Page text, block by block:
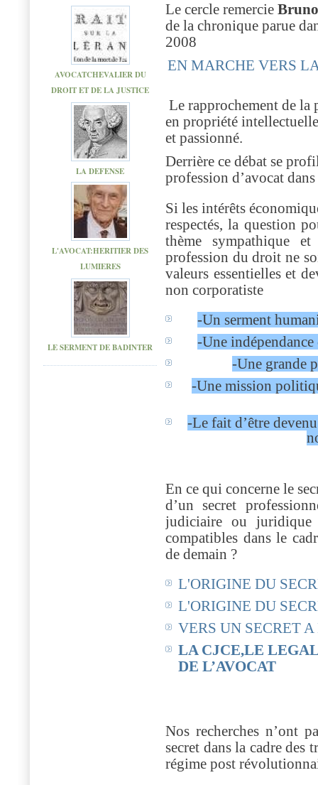
AVOCATCHEVALIER DU
DROIT ET DE LA JUSTICE
LA DEFENSE
L'AVOCAT:HERITIER DES
LUMIERES
LE SERMENT DE BADINTER
Le cercle remercie
de la chronique parue
2008
EN MARCHE VERS
Le rapprochement de la
en propriété
et passionné.
Derrière ce débat se
profession d’avocat
Si les intérêts
respectés, la question
thème sympathique
profession du droit ne
valeurs essentielles et
non corporatiste
-Un serment
-Une indépendance
-Une grande
-Une mission
-Le fait d’être
En ce qui concerne le
d’un secret
judiciaire ou
compatibles dans le
de demain ?
L'ORIGINE DU
L'ORIGINE DU
VERS UN SECRET
LA CJCE,LE
DE L’AVOCAT
Nos recherches n’ont
secret dans la cadre des
régime post